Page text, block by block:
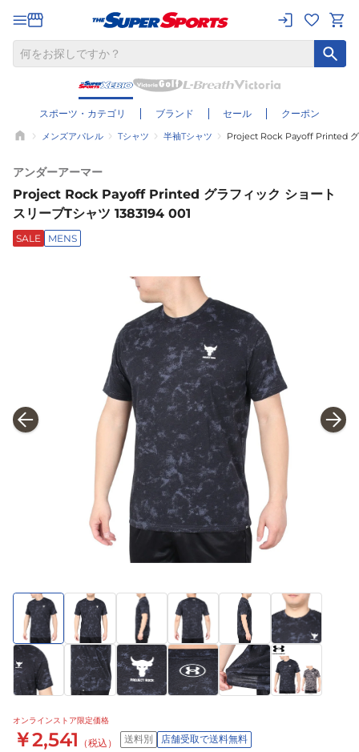
スポーツ・カテゴリ ブランド セール クーポン
メンズアパレル Tシャツ 半袖Tシャツ Project Rock Payoff Printed グ
アンダーアーマー
Project Rock Payoff Printed グラフィック ショート
スリーブTシャツ 1383194 001
SALE MENS
オンラインストア限定価格
￥2,541 （税込） 送料別 店舗受取で送料無料